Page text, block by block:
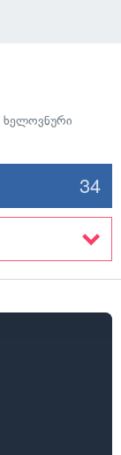
ხელოვნური
34